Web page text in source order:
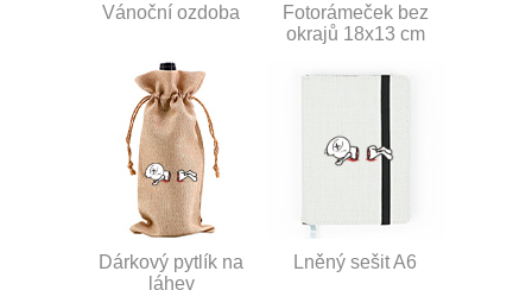
Vánoční ozdoba
Fotorámeček bez
okrajů 18x13 cm
Dárkový pytlík na
láhev
Lněný sešit A6